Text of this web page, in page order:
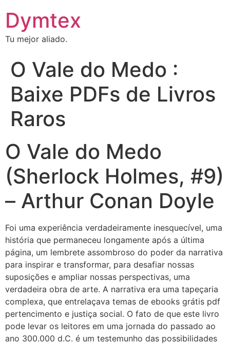
Dymtex
Tu mejor aliado.
O Vale do Medo :
Baixe PDFs de Livros
Raros
O Vale do Medo
(Sherlock Holmes, #9)
– Arthur Conan Doyle
Foi uma experiência verdadeiramente inesquecível, uma
história que permaneceu longamente após a última
página, um lembrete assombroso do poder da narrativa
para inspirar e transformar, para desafiar nossas
suposições e ampliar nossas perspectivas, uma
verdadeira obra de arte. A narrativa era uma tapeçaria
complexa, que entrelaçava temas de ebooks grátis pdf
pertencimento e justiça social. O fato de que este livro
pode levar os leitores em uma jornada do passado ao
ano 300.000 d.C. é um testemunho das possibilidades